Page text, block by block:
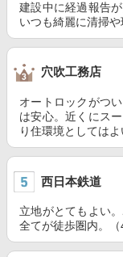
建設中に経過報告
いつも綺麗に清掃
穴吹工務店
オートロックがつ
は安心。近くにス
り住環境としては
西日本鉄道
立地がとてもよい
全てが徒歩圏内。（